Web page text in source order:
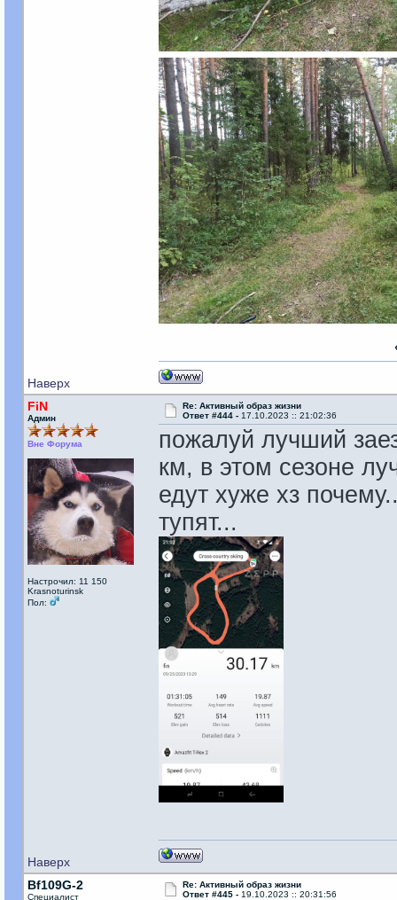
Наверх
FiN
Админ
Вне Форума
Настрочил: 11 150
Krasnoturinsk
Пол:
Re: Активный образ жизни
Ответ #444 - 17.10.2023 :: 21:02:36
пожалуй лучший
км, в этом сезоне
едут хуже хз
тупят...
Наверх
Bf109G-2
Специалист
Re: Активный образ жизни
Ответ #445 - 19.10.2023 :: 20:31:56